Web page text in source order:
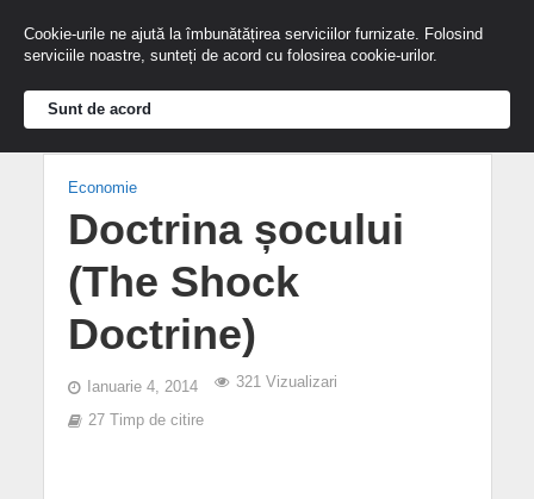
Economie
Doctrina șocului
(The Shock
Doctrine)
Ianuarie 4, 2014 321 Vizualizari
27 Timp de citire
Cookie-urile ne ajută la îmbunătățirea serviciilor furnizate. Folosind
serviciile noastre, sunteți de acord cu folosirea cookie-urilor.
Sunt de acord